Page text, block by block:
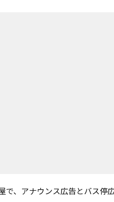
、アナウンス広告とバス停